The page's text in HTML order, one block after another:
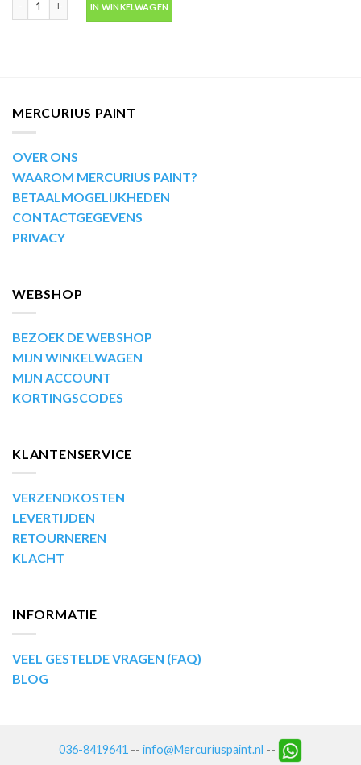
IN WINKELWAGEN
MERCURIUS PAINT
OVER ONS
WAAROM MERCURIUS PAINT?
BETAALMOGELIJKHEDEN
CONTACTGEGEVENS
PRIVACY
WEBSHOP
BEZOEK DE WEBSHOP
MIJN WINKELWAGEN
MIJN ACCOUNT
KORTINGSCODES
KLANTENSERVICE
VERZENDKOSTEN
LEVERTIJDEN
RETOURNEREN
KLACHT
INFORMATIE
VEEL GESTELDE VRAGEN (FAQ)
BLOG
036-8419641 -- info@Mercuriuspaint.nl --